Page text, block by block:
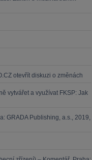
otevřít diskuzi o změnách
vytvářet a využívat FKSP: Jak
GRADA Publishing, a.s., 2019,